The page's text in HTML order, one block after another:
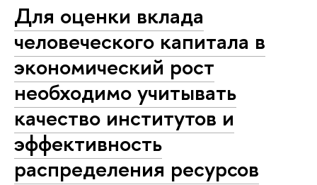
Для оценки вклада
человеческого капитала в
экономический рост
необходимо учитывать
качество институтов и
эффективность
распределения ресурсов